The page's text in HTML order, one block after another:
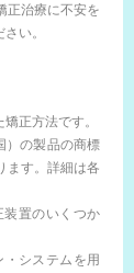
正治療に不安を
い。
正方法です。
）の製品の商標
ます。詳細は各
置のいくつか
システムを用